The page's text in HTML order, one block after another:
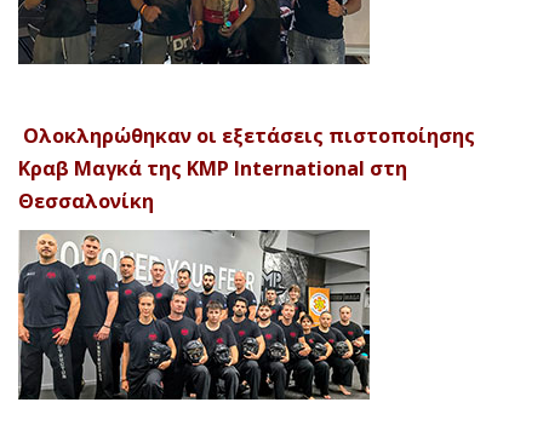
Ολοκληρώθηκαν οι εξετάσεις πιστοποίησης
Κραβ Μαγκά της KMP International στη
Θεσσαλονίκη